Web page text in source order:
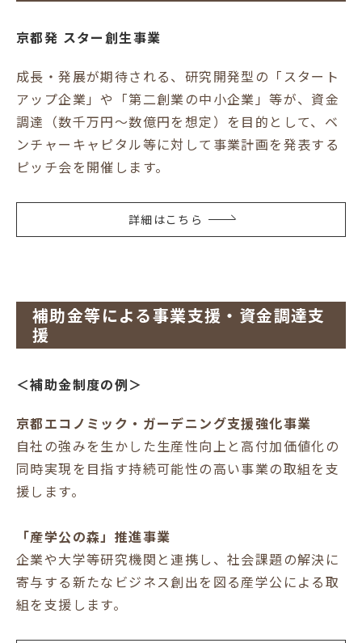
京都発 スター創生事業
成長・発展が期待される、研究開発型の「スタート
アップ企業」や「第二創業の中小企業」等が、資金
調達（数千万円～数億円を想定）を目的として、ベ
ンチャーキャピタル等に対して事業計画を発表する
ピッチ会を開催します。
詳細はこちら
補助金等による事業支援・資金調達支
援
＜補助金制度の例＞
京都エコノミック・ガーデニング支援強化事業
自社の強みを生かした生産性向上と高付加価値化の
同時実現を目指す持続可能性の高い事業の取組を支
援します。
「産学公の森」推進事業
企業や大学等研究機関と連携し、社会課題の解決に
寄与する新たなビジネス創出を図る産学公による取
組を支援します。